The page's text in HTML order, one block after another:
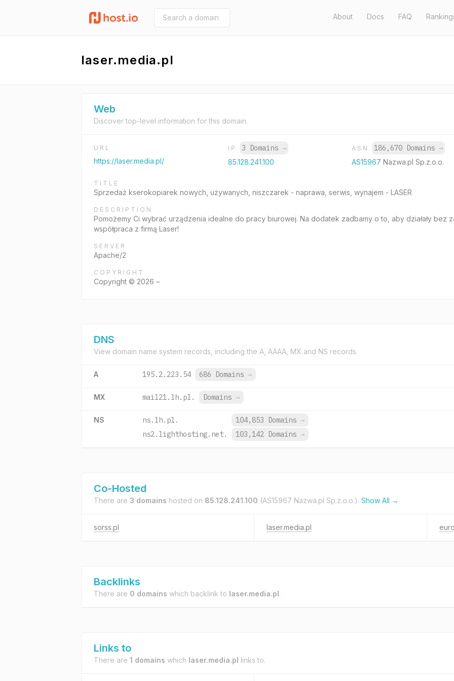
About Docs FAQ
laser.media.pl
Web
Discover top-level information for this domain.
URL
https://laser.media.pl/
IP 3 Domains →
85.128.241.100
ASN 186,670 Domains →
AS15967Nazwa.pl Sp.z.o.o.
TITLE
Sprzedaż kserokopiarek nowych, używanych, niszczarek - naprawa, serwis, wynajem - LASER
DESCRIPTION
Pomożemy Ci wybrać urządzenia idealne do pracy biurowej. Na dodatek zadbamy o to, aby działały bez
współpraca z firmą Laser!
SERVER
Apache/2
COPYRIGHT
Copyright © 2026 –
DNS
View domain name system records, including the A, AAAA, MX and NS records.
A 195.2.223.54 686 Domains →
MX mail21.lh.pl. Domains →
NS ns.lh.pl. 104,853 Domains →
ns2.lighthosting.net.
103,142 Domains →
Co-Hosted
There are 3 domains hosted on 85.128.241.100 (AS15967 Nazwa.pl Sp.z.o.o.). Show All →
sorss.pl laser.media.pl
Backlinks
There are 0 domains which backlink to laser.media.pl.
Links to
There are 1 domains which laser.media.pl links to.